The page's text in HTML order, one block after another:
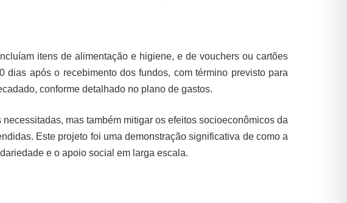
itens de alimentação e higiene, e de vouchers ou cartões
após o recebimento dos fundos, com término previsto para
conforme detalhado no plano de gastos.
mas também mitigar os efeitos socioeconômicos da
Este projeto foi uma demonstração significativa de como a
e o apoio social em larga escala.